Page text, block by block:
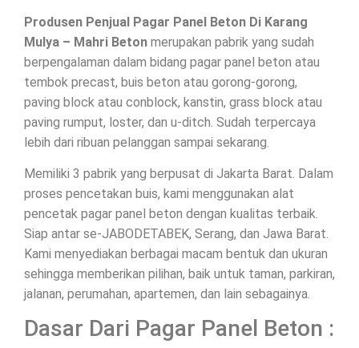
Produsen Penjual Pagar Panel Beton Di Karang
Mulya – Mahri Beton merupakan pabrik yang sudah
berpengalaman dalam bidang pagar panel beton atau
tembok precast, buis beton atau gorong-gorong,
paving block atau conblock, kanstin, grass block atau
paving rumput, loster, dan u-ditch. Sudah terpercaya
lebih dari ribuan pelanggan sampai sekarang.
Memiliki 3 pabrik yang berpusat di Jakarta Barat. Dalam
proses pencetakan buis, kami menggunakan alat
pencetak pagar panel beton dengan kualitas terbaik.
Siap antar se-JABODETABEK, Serang, dan Jawa Barat.
Kami menyediakan berbagai macam bentuk dan ukuran
sehingga memberikan pilihan, baik untuk taman, parkiran,
jalanan, perumahan, apartemen, dan lain sebagainya.
Dasar Dari Pagar Panel Beton :